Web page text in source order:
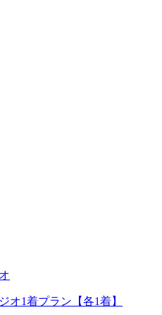
オ1着プラン【各1着】